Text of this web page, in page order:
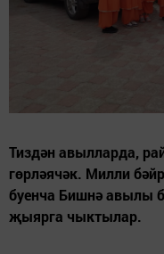
Тиздән авылларда,
гөрләячәк. Милли
буенча Бишнә авылы
җыярга чыктылар.